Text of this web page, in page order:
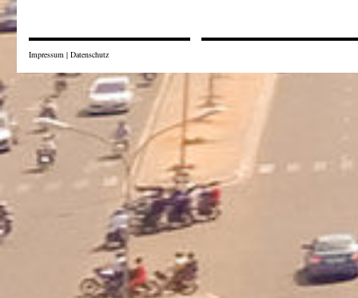
Impressum | Datenschutz